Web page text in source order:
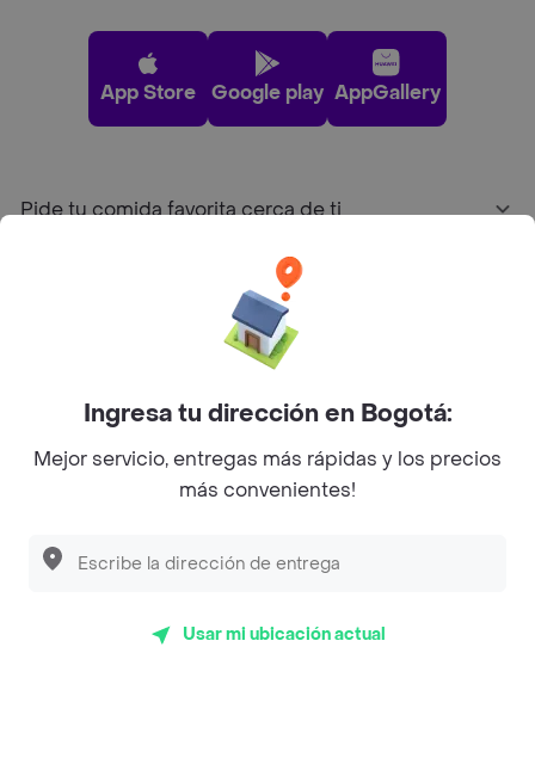
App Store Google play AppGallery
Pide tu comida favorita cerca de ti
Sobre Rappi
Facebook
Twitter
Instagram
©2026Rappi Inc. All rights reserved.
Ingresa tu dirección en Bogotá:
Mejor servicio, entregas más rápidas y los precios
más convenientes!
Usar mi ubicación actual